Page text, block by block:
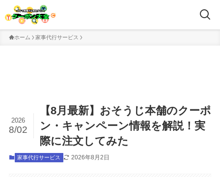
ホーム 家事代行サービス
【8月最新】おそうじ本舗のクーポ
ン・キャンペーン情報を解説！実
際に注文してみた
2026
8/02
家事代行サービス 2026年8月2日